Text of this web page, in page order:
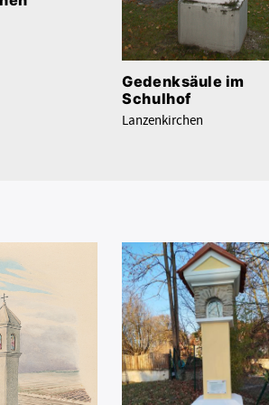
Gedenksäule im
Schulhof
Lanzenkirchen